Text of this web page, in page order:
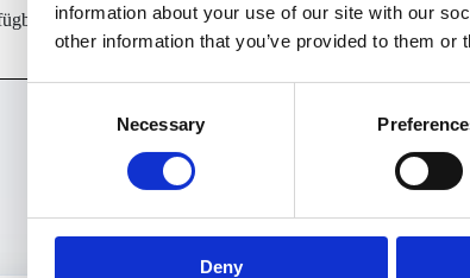
information about your use of our site with our
other information that you’ve provided to them
Necessary
Deny
Starten Sie mit realistischen Schätzungen und